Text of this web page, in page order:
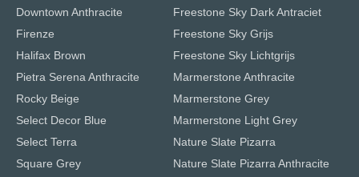
Downtown Anthracite
Firenze
Halifax Brown
Pietra Serena Anthracite
Rocky Beige
Select Decor Blue
Select Terra
Square Grey
Freestone Sky Dark Antraciet
Freestone Sky Grijs
Freestone Sky Lichtgrijs
Marmerstone Anthracite
Marmerstone Grey
Marmerstone Light Grey
Nature Slate Pizarra
Nature Slate Pizarra Anthracite